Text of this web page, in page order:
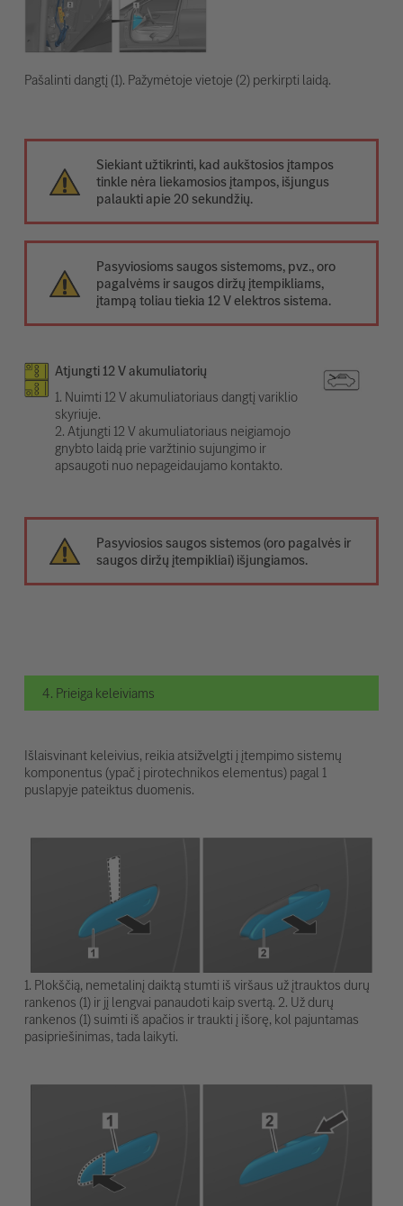
Pašalinti dangtį (1). Pažymėtoje vietoje (2) perkirpti laidą.
Siekiant užtikrinti, kad aukštosios įtampos
tinkle nėra liekamosios įtampos, išjungus
palaukti apie 20 sekundžių.
Pasyviosioms saugos sistemoms, pvz., oro
pagalvėms ir saugos diržų įtempikliams,
įtampą toliau tiekia 12 V elektros sistema.
Atjungti 12 V akumuliatorių
1. Nuimti 12 V akumuliatoriaus dangtį variklio
skyriuje.
2. Atjungti 12 V akumuliatoriaus neigiamojo
gnybto laidą prie varžtinio sujungimo ir
apsaugoti nuo nepageidaujamo kontakto.
Pasyviosios saugos sistemos (oro pagalvės ir
saugos diržų įtempikliai) išjungiamos.
4. Prieiga keleiviams
Išlaisvinant keleivius, reikia atsižvelgti į įtempimo sistemų
komponentus (ypač į pirotechnikos elementus) pagal 1
puslapyje pateiktus duomenis.
1. Plokščią, nemetalinį daiktą stumti iš viršaus už įtrauktos durų
rankenos (1) ir jį lengvai panaudoti kaip svertą. 2. Už durų
rankenos (1) suimti iš apačios ir traukti į išorę, kol pajuntamas
pasipriešinimas, tada laikyti.